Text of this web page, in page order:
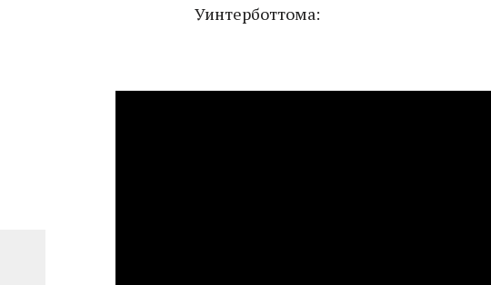
Уинтерботтома: